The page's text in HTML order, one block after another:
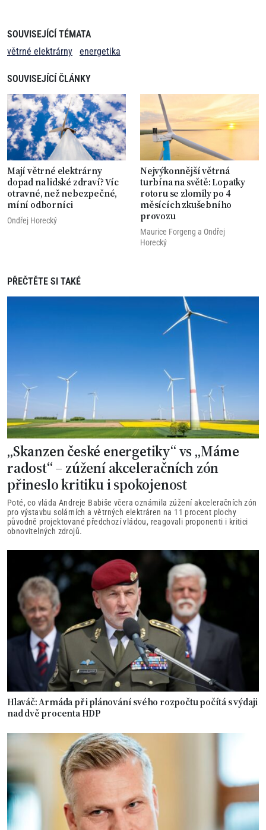
SOUVISEJÍCÍ TÉMATA
větrné elektrárny
energetika
SOUVISEJÍCÍ ČLÁNKY
Mají větrné elektrárny
dopad na lidské zdraví? Víc
otravné, než nebezpečné,
míní odborníci
Ondřej Horecký
Nejvýkonnější větrná
turbína na světě: Lopatky
rotoru se zlomily po 4
měsících zkušebního
provozu
Maurice Forgeng a Ondřej
Horecký
PŘEČTĚTE SI TAKÉ
„Skanzen české energetiky“ vs „Máme
radost“ – zúžení akceleračních zón
přineslo kritiku i spokojenost
Poté, co vláda Andreje Babiše včera oznámila zúžení akceleračních zón
pro výstavbu solárních a větrných elektráren na 11 procent plochy
původně projektované předchozí vládou, reagovali proponenti i kritici
obnovitelných zdrojů.
Hlaváč: Armáda při plánování svého rozpočtu počítá s výdaji
nad dvě procenta HDP